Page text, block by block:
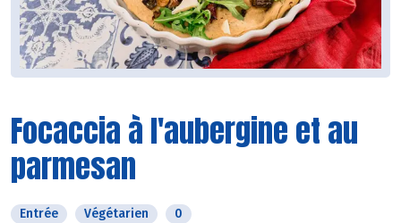
Focaccia à l'aubergine et au
parmesan
Entrée Végétarien 0